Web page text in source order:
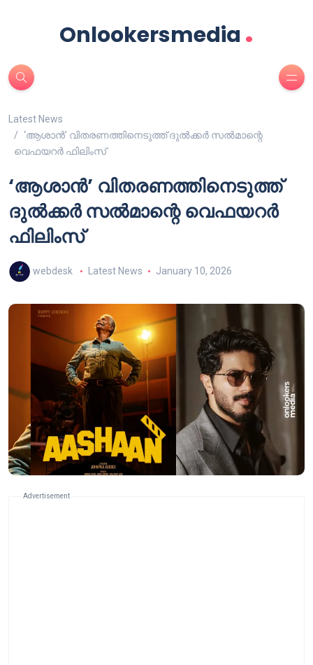
Onlookersmedia .
Latest News
‘ആശാൻ’ വിതരണത്തിനെടുത്ത് ദുൽക്കർ സൽമാന്റെ
വെഫയറർ ഫിലിംസ്
‘ആശാൻ’ വിതരണത്തിനെടുത്ത്
ദുൽക്കർ സൽമാന്റെ വെഫയറർ
ഫിലിംസ്
webdesk Latest News January 10, 2026
Advertisement